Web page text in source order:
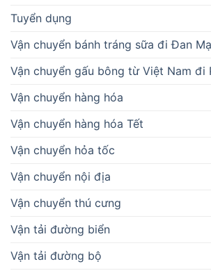
Tuyển dụng
Vận chuyển bánh tráng sữa đi Đan
Vận chuyển gấu bông từ Việt Nam đi
Vận chuyển hàng hóa
Vận chuyển hàng hóa Tết
Vận chuyển hỏa tốc
Vận chuyển nội địa
Vận chuyển thú cưng
Vận tải đường biển
Vận tải đường bộ